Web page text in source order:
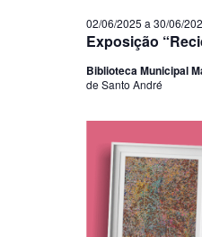
Exposição
02/06/2025 a 30/06/
Biblioteca Municipal
de Santo André